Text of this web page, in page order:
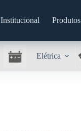
Institucional Produtos
Elétrica